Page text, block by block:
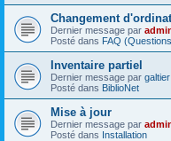
Changement
Dernier message par
Posté dans FAQ
Inventaire partiel
Dernier message par galtier
Posté dans BiblioNet
Mise à jour
Dernier message par
Posté dans Installation